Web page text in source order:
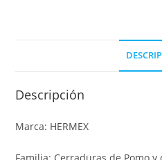
Descripción
Marca: HERMEX